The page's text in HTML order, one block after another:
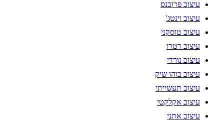
עיצוב פרובנס
עיצוב וינטג'
עיצוב טוסקני
עיצוב רטרו
עיצוב נורדי
עיצוב בוהו שיק
עיצוב תעשייתי
עיצוב אקלקטי
עיצוב אתני